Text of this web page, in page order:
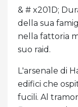
& # x201D;
della sua
nella fattoria
suo raid.
L'arsenale di
edifici che
fucili. Al